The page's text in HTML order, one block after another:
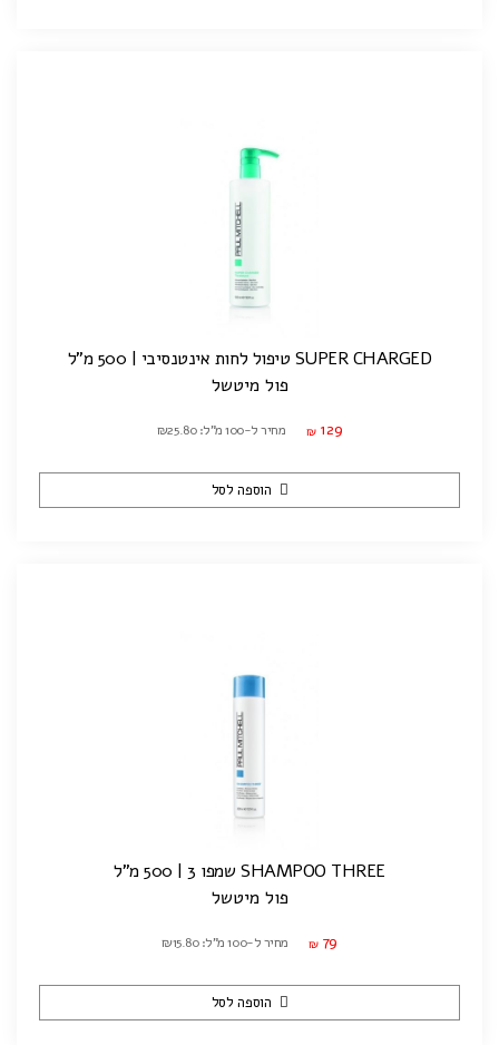
SUPER CHARGED טיפול לחות אינטנסיבי | 500 מ"ל
פול מיטשל
₪ 129 מחיר ל-100 מ"ל: ₪25.80
הוספה לסל
SHAMPOO THREE שמפו 3 | 500 מ"ל
פול מיטשל
₪ 79 מחיר ל-100 מ"ל: ₪15.80
הוספה לסל